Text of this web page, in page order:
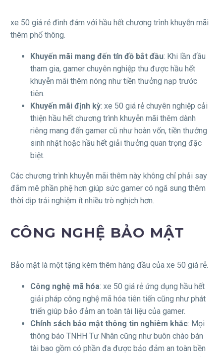
xe 50 giá rẻ đình đám với hầu hết chương trình khuyễn mãi
thêm phổ thông.
Khuyến mãi mang đến tín đồ bắt đầu: Khi lần đầu
tham gia, gamer chuyên nghiệp thu được hầu hết
khuyễn mãi thêm nóng như tiền thưởng nạp trước
tiên.
Khuyến mãi định kỳ: xe 50 giá rẻ chuyên nghiệp cải
thiện hầu hết chương trình khuyễn mãi thêm dành
riêng mang đến gamer cũ như hoàn vốn, tiền thưởng
sinh nhật hoặc hầu hết giải thưởng quan trọng đặc
biệt.
Các chương trình khuyễn mãi thêm này không chỉ phải say
đắm mê phần phệ hơn giúp sức gamer có ngã sung thêm
thời dịp trải nghiệm ít nhiều trò nghịch hơn.
CÔNG NGHỆ BẢO MẬT
Bảo mật là một tặng kèm thêm hàng đầu của xe 50 giá rẻ.
Công nghệ mã hóa: xe 50 giá rẻ ứng dụng hầu hết
giải pháp công nghệ mã hóa tiên tiến cũng như phát
triển giúp bảo đảm an toàn tài liệu của gamer.
Chính sách bảo mật thông tin nghiêm khắc: Mọi
thông báo TNHH Tư Nhân cũng như buôn chào bán
tài bao gồm có phần đa được bảo đảm an toàn bền